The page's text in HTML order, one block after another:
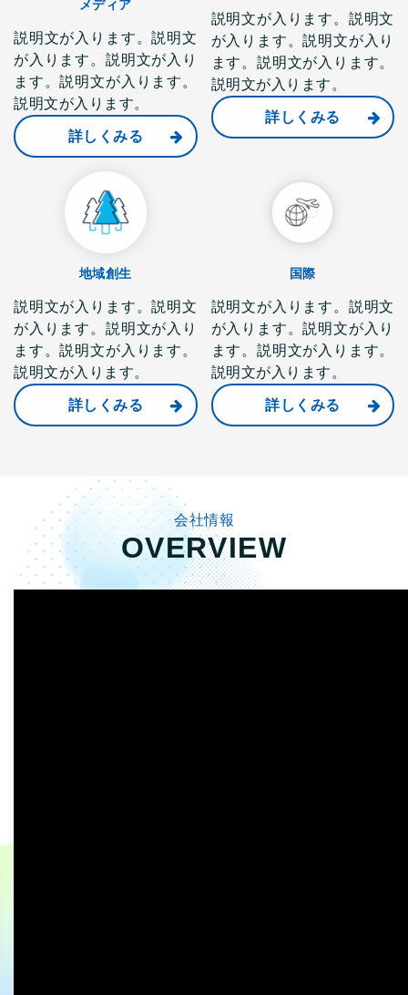
メディア
説明文が入ります。説明文
が入ります。説明文が入り
ます。説明文が入ります。
説明文が入ります。
詳しくみる
説明文が入ります。説明文
が入ります。説明文が入り
ます。説明文が入ります。
説明文が入ります。
詳しくみる
地域創生
説明文が入ります。説明文
が入ります。説明文が入り
ます。説明文が入ります。
説明文が入ります。
詳しくみる
国際
説明文が入ります。説明文
が入ります。説明文が入り
ます。説明文が入ります。
説明文が入ります。
詳しくみる
会社情報
OVERVIEW